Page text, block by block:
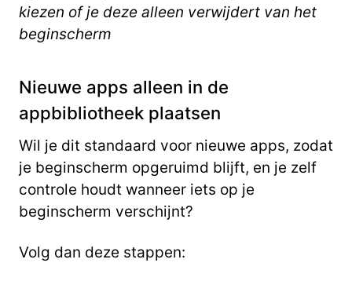
kiezen of je deze alleen verwijdert van het
beginscherm
Nieuwe apps alleen in de
appbibliotheek plaatsen
Wil je dit standaard voor nieuwe apps, zodat
je beginscherm opgeruimd blijft, en je zelf
controle houdt wanneer iets op je
beginscherm verschijnt?
Volg dan deze stappen: